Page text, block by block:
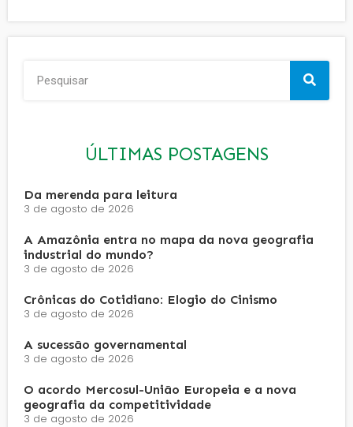
ÚLTIMAS POSTAGENS
Da merenda para leitura
3 de agosto de 2026
A Amazônia entra no mapa da nova geografia
industrial do mundo?
3 de agosto de 2026
Crônicas do Cotidiano: Elogio do Cinismo
3 de agosto de 2026
A sucessão governamental
3 de agosto de 2026
O acordo Mercosul-União Europeia e a nova
geografia da competitividade
3 de agosto de 2026